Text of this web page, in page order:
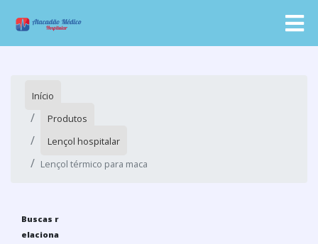
Início
Produtos
Lençol hospitalar
Lençol térmico para maca
Buscas r
elaciona